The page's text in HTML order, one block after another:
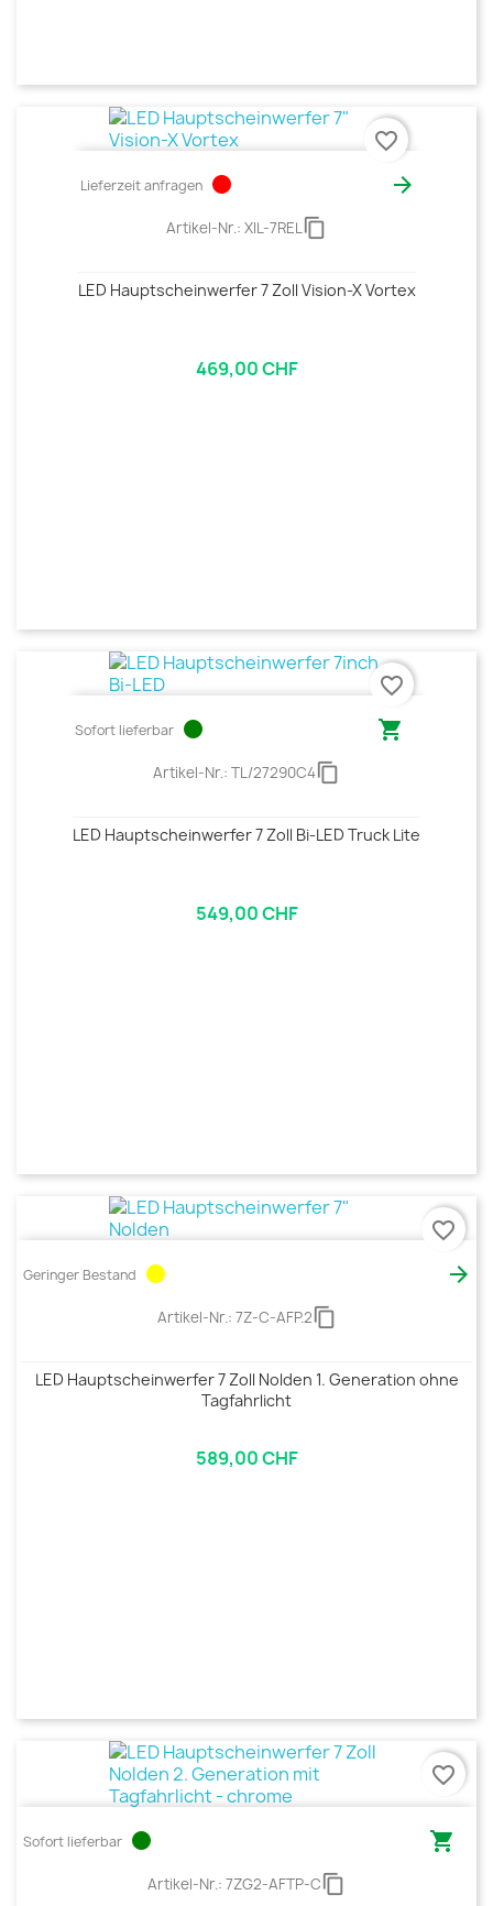
Lieferzeit anfragen circle 
Artikel-Nr.: XIL-7RELcontent_copy
LED Hauptscheinwerfer 7 Zoll Vision-X Vortex
469,00 CHF
favorite_border
Sofort lieferbar circle 
Artikel-Nr.: TL/27290C4content_copy
LED Hauptscheinwerfer 7 Zoll Bi-LED Truck Lite
549,00 CHF
favorite_border
Geringer Bestand circle 
Artikel-Nr.: 7Z-C-AFP.2content_copy
LED Hauptscheinwerfer 7 Zoll Nolden 1. Generation ohne
Tagfahrlicht
589,00 CHF
favorite_border
Sofort lieferbar circle 
Artikel-Nr.: 7ZG2-AFTP-Ccontent_copy
favorite_border